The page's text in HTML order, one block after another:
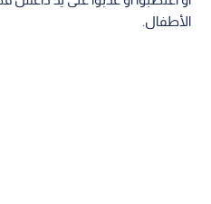
الأطفال.